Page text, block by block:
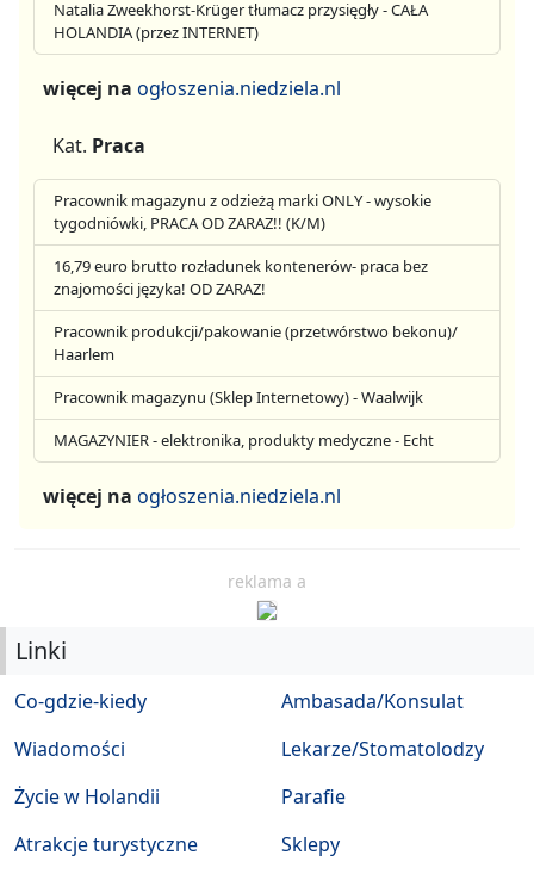
Natalia Zweekhorst-Krüger tłumacz przysięgły - CAŁA
HOLANDIA (przez INTERNET)
więcej na ogłoszenia.niedziela.nl
Kat. Praca
Pracownik magazynu z odzieżą marki ONLY - wysokie
tygodniówki, PRACA OD ZARAZ!! (K/M)
16,79 euro brutto rozładunek kontenerów- praca bez
znajomości języka! OD ZARAZ!
Pracownik produkcji/pakowanie (przetwórstwo bekonu)/
Haarlem
Pracownik magazynu (Sklep Internetowy) - Waalwijk
MAGAZYNIER - elektronika, produkty medyczne - Echt
więcej na ogłoszenia.niedziela.nl
reklama a
Linki
Co-gdzie-kiedy
Wiadomości
Życie w Holandii
Atrakcje turystyczne
Ambasada/Konsulat
Lekarze/Stomatolodzy
Parafie
Sklepy